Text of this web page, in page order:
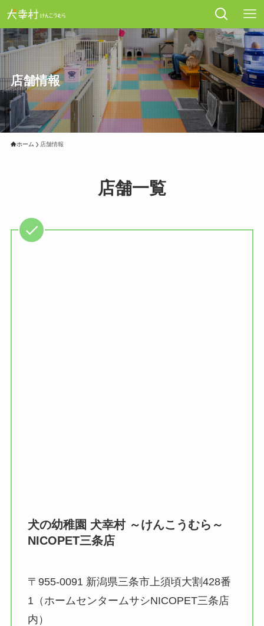
店舗情報
ホーム 店舗情報
店舗一覧
犬の幼稚園 犬幸村 ～けんこうむら～
NICOPET三条店
〒955-0091 新潟県三条市上須頃大割428番
1（ホームセンタームサシNICOPET三条店
内）